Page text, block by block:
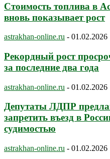
Стоимость топлива в
вновь показывает рост
astrakhan-online.ru - 01.02.2026
Рекордный рост
за последние два года
astrakhan-online.ru - 01.02.2026
Депутаты ЛДПР
запретить въезд в
судимостью
astrakhan-online.ru - 01.02.2026